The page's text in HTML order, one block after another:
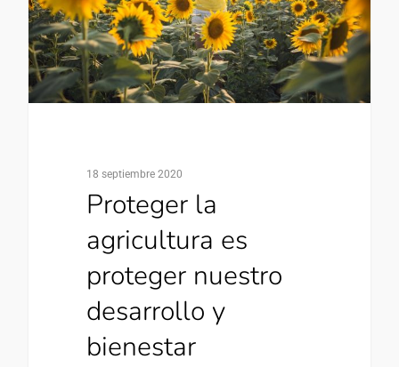
18 septiembre 2020
Proteger la
agricultura es
proteger nuestro
desarrollo y
bienestar